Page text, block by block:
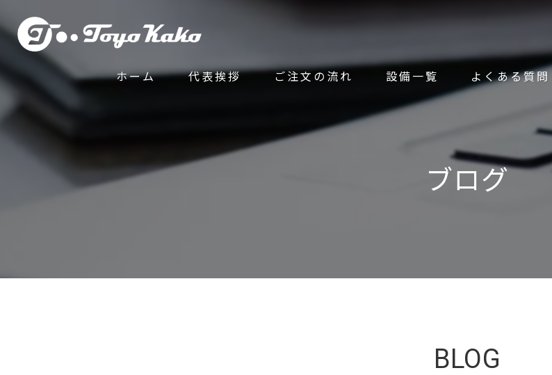
ホーム 代表挨拶 ご注文の流れ 設備一覧 よくある質問
ブログ
BLOG